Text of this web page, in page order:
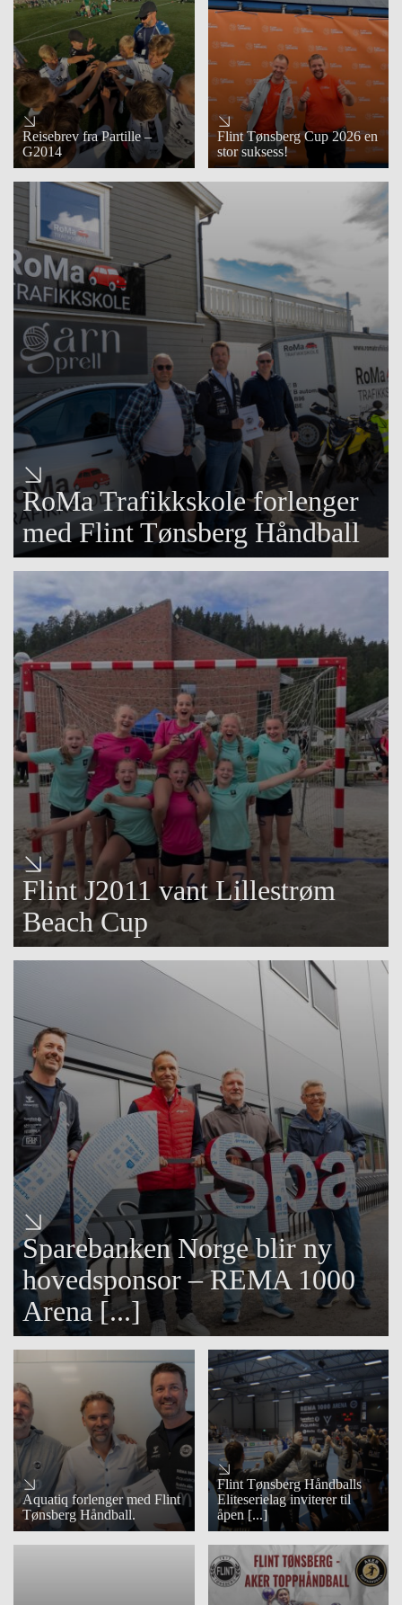
Reisebrev fra Partille –
G2014
Flint Tønsberg Cup 2026 en
stor suksess!
RoMa Trafikkskole forlenger
med Flint Tønsberg Håndball
Flint J2011 vant Lillestrøm
Beach Cup
Sparebanken Norge blir ny
hovedsponsor – REMA 1000
Arena [...]
Aquatiq forlenger med Flint
Tønsberg Håndball.
Flint Tønsberg Håndballs
Eliteserielag inviterer til
åpen [...]